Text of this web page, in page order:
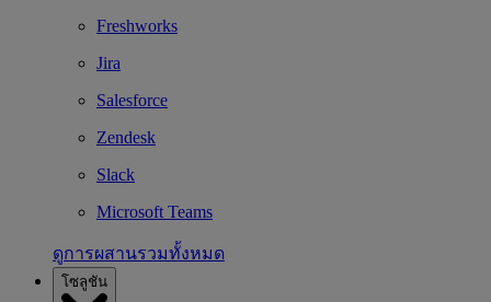
Freshworks
Jira
Salesforce
Zendesk
Slack
Microsoft Teams
ดูการผสานรวมทั้งหมด
โซลูชัน